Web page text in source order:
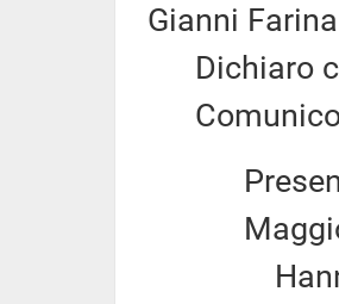
Gianni
Dichiaro
Comunico
Hanno